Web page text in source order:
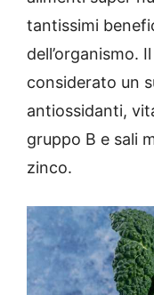
tantissimi
dell’organismo.
considerato un
antiossidanti,
gruppo B e sali
zinco.